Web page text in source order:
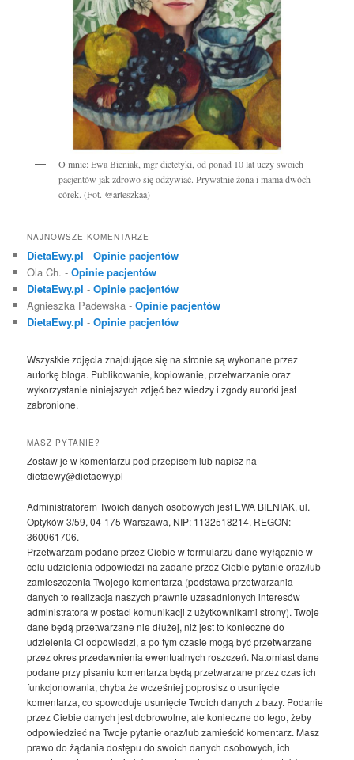
O mnie: Ewa Bieniak, mgr dietetyki, od ponad 10 lat uczy swoich
pacjentów jak zdrowo się odżywiać. Prywatnie żona i mama dwóch
córek. (Fot. @arteszkaa)
NAJNOWSZE KOMENTARZE
DietaEwy.pl -Opinie pacjentów
Ola Ch. -Opinie pacjentów
DietaEwy.pl -Opinie pacjentów
Agnieszka Padewska -Opinie pacjentów
DietaEwy.pl -Opinie pacjentów
Wszystkie zdjęcia znajdujące się na stronie są wykonane przez
autorkę bloga. Publikowanie, kopiowanie, przetwarzanie oraz
wykorzystanie niniejszych zdjęć bez wiedzy i zgody autorki jest
zabronione.
MASZ PYTANIE?
Zostaw je w komentarzu pod przepisem lub napisz na
dietaewy@dietaewy.pl
Administratorem Twoich danych osobowych jest EWA BIENIAK, ul.
Optyków 3/59, 04-175 Warszawa, NIP: 1132518214, REGON:
360061706.
Przetwarzam podane przez Ciebie w formularzu dane wyłącznie w
celu udzielenia odpowiedzi na zadane przez Ciebie pytanie oraz/lub
zamieszczenia Twojego komentarza (podstawa przetwarzania
danych to realizacja naszych prawnie uzasadnionych interesów
administratora w postaci komunikacji z użytkownikami strony). Twoje
dane będą przetwarzane nie dłużej, niż jest to konieczne do
udzielenia Ci odpowiedzi, a po tym czasie mogą być przetwarzane
przez okres przedawnienia ewentualnych roszczeń. Natomiast dane
podane przy pisaniu komentarza będą przetwarzane przez czas ich
funkcjonowania, chyba że wcześniej poprosisz o usunięcie
komentarza, co spowoduje usunięcie Twoich danych z bazy. Podanie
przez Ciebie danych jest dobrowolne, ale konieczne do tego, żeby
odpowiedzieć na Twoje pytanie oraz/lub zamieścić komentarz. Masz
prawo do żądania dostępu do swoich danych osobowych, ich